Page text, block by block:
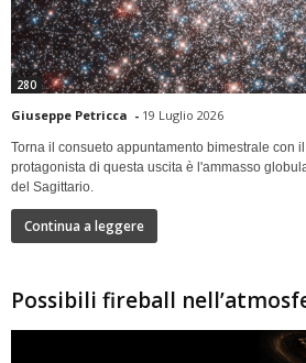
280
Giuseppe Petricca - 19 Luglio 2026
Torna il consueto appuntamento bimestrale con
protagonista di questa uscita è l'ammasso
del Sagittario.
Continua a leggere
Possibili fireball